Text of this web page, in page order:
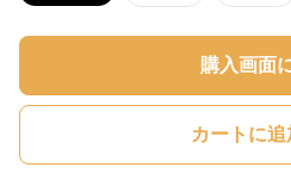
購入画面
カートに追